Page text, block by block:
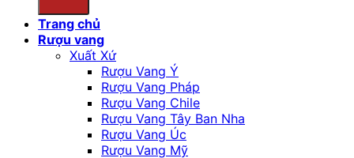
Trang chủ
Rượu vang
Xuất Xứ
Rượu Vang Ý
Rượu Vang Pháp
Rượu Vang Chile
Rượu Vang Tây Ban Nha
Rượu Vang Úc
Rượu Vang Mỹ